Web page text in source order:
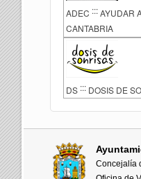
ADEC ::: AYUDAR
CANTABRIA
DS ::: DOSIS DE
Concejalía